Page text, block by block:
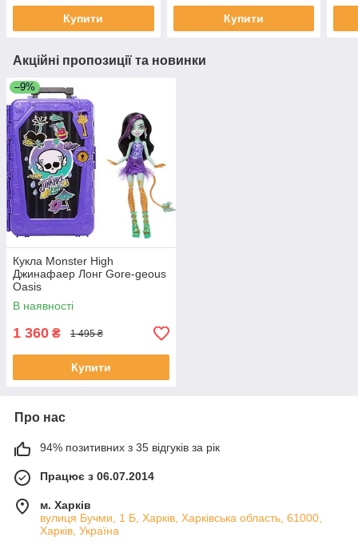
Купити Купити
Акційні пропозиції та новинки
–9%
Кукла Monster High
Джинафаер Лонг Gore-geous
Oasis
В наявності
1 360 ₴ 1 495 ₴
Купити
Про нас
94% позитивних з 35 відгуків за рік
Працює з 06.07.2014
м. Харків
вулиця Бучми, 1 Б, Харків, Харківська область, 61000,
Харків, Україна